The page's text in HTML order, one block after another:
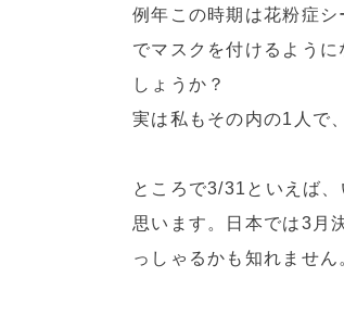
例年この時期は花粉症
でマスクを付けるよう
しょうか？
実は私もその内の1人で
ところで3/31といえば
思います。日本では3月
っしゃるかも知れません